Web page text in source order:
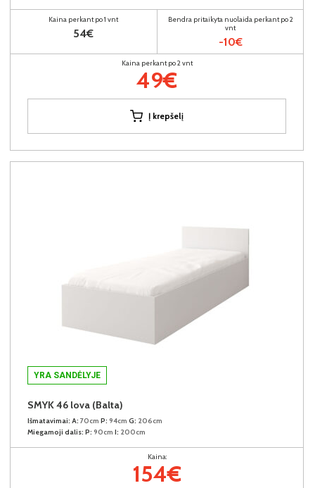
Kaina perkant po 1 vnt
54€
Bendra pritaikyta nuolaida perkant po 2
vnt
-10€
Kaina perkant po 2 vnt
49€
Į krepšelį
YRA SANDĖLYJE
SMYK 46 lova (Balta)
Išmatavimai: A: 70cm P: 94cm G: 206cm
Miegamoji dalis: P: 90cm I: 200cm
Kaina:
154€